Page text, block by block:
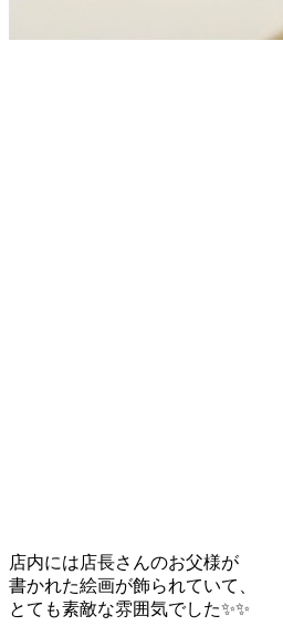
店内には店長さんのお父様が
書かれた絵画が飾られていて、
とても素敵な雰囲気でした✨✨